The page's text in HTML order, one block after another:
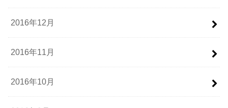
2016年12月
2016年11月
2016年10月